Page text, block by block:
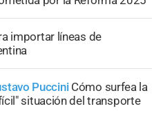
importar líneas de
Puccini Cómo surfea la
situación del transporte